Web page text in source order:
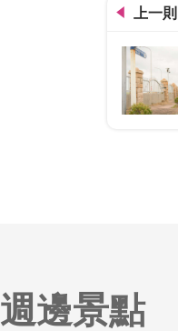
上一則
週邊景點